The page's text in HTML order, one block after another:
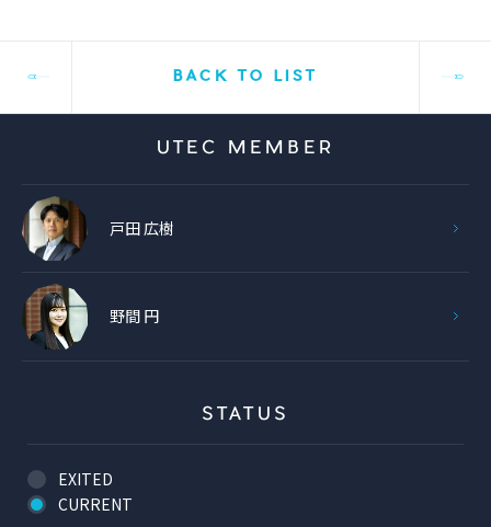
BACK TO LIST
UTEC MEMBER
戸田 広樹
野間 円
STATUS
EXITED
CURRENT